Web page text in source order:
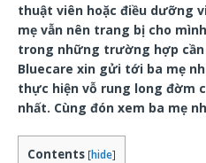
thuật viên hoặc điều dưỡng
mẹ vẫn nên trang bị cho
trong những trường hợp
Bluecare xin gửi tới ba mẹ
thực hiện vỗ rung long đờm
nhất. Cùng đón xem ba mẹ
Contents [hide]